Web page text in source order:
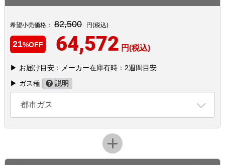
希望小売価格： 82,500 円(税込)
21%OFF 64,572 円(税込)
▶ お届け目安：メーカー在庫有時：2週間目安
▶ ガス種
説明
都市ガス